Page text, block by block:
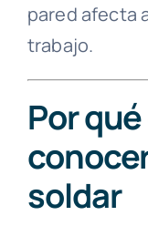
pared afecta
trabajo.
Por
soldar